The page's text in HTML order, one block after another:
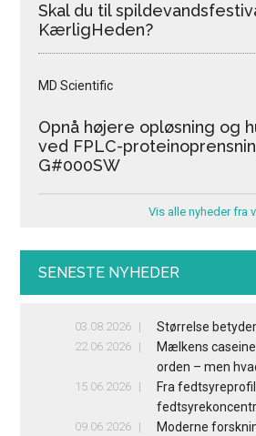
Skal du til
KærligHeden?
MD Scientific
Opnå højere opløsning og
ved FPLC-
G#000SW
Vis alle nyheder fra
SENESTE NYHEDER
03.08.2026 Størrelse
22.06.2026
Mælkens
orden – men
15.06.2026
Fra fedtsyreprofil
09.06.2026
Moderne